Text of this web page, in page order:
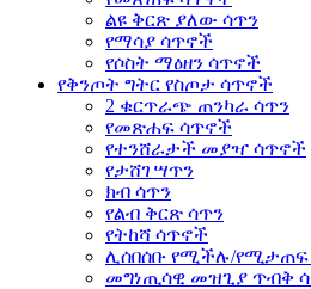
ልዩ ቅርጽ ያለው ሳጥን
የማሳያ ሳጥኖች
የሶስት ማዕዘን ሳጥኖች
የቅንጦት ግትር የስጦታ ሳጥኖች
2 ቁርጥራጭ ጠንካራ ሳጥን
የመጽሐፍ ሳጥኖች
የተንሸራታች መያዣ ሳጥኖች
የታሸገ ሣጥን
ክብ ሳጥን
የልብ ቅርጽ ሳጥን
የትከሻ ሳጥኖች
ሊሰበሰቡ የሚችሉ/የሚታጠፍ
መግነጢሳዊ መዝጊያ ጥብቅ